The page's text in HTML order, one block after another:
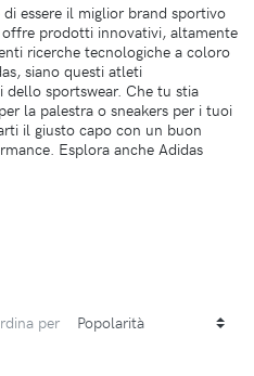
essere il miglior brand sportivo
prodotti innovativi, altamente
ricerche tecnologiche a coloro
siano questi atleti
sportswear. Che tu stia
la palestra o sneakers per i tuoi
il giusto capo con un buon
Esplora anche Adidas
per